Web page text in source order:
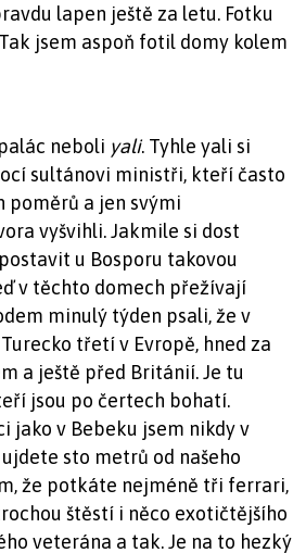
lapen ještě za letu. Fotku
jsem aspoň fotil domy kolem
neboli yali. Tyhle yali si
sultánovi ministři, kteří často
poměrů a jen svými
vyšvihli. Jakmile si dost
u Bosporu takovou
v těchto domech přežívají
minulý týden psali, že v
třetí v Evropě, hned za
a ještě před Británií. Je tu
jsou po čertech bohatí.
jako v Bebeku jsem nikdy v
sto metrů od našeho
že potkáte nejméně tři ferrari,
štěstí i něco exotičtějšího
veterána a tak. Je na to hezký